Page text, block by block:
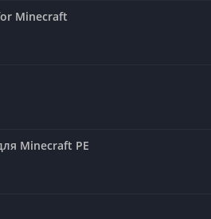
Minecraft
Minecraft PE